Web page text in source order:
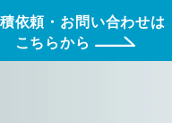
依頼・お問い合わせは
こちらから